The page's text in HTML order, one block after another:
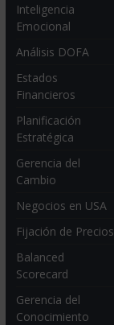
Inteligencia
Emocional
Análisis DOFA
Estados
Financieros
Planificación
Estratégica
Gerencia del
Cambio
Negocios en USA
Fijación de Precios
Balanced
Scorecard
Gerencia del
Conocimiento